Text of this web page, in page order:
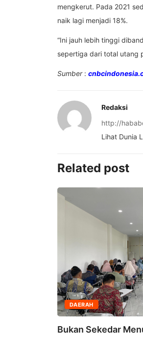
mengkerut. Pada 2021
naik lagi menjadi 18%.
“Ini jauh lebih tinggi
sepertiga dari total utang
Sumber:
Redaksi
http://
Lihat Dunia
Related post
DAERAH
Bukan Sekedar